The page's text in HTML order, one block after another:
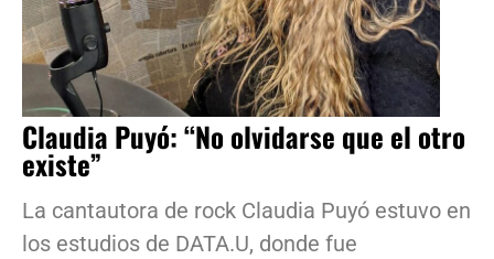
Claudia Puyó: “No olvidarse que el otro
existe”
La cantautora de rock Claudia Puyó estuvo en
los estudios de DATA.U, donde fue